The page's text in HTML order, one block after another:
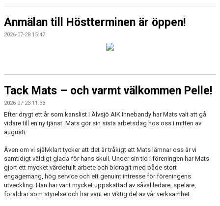
Anmälan till Höstterminen är öppen!
2026-07-28 15:47
Tack Mats – och varmt välkommen Pelle!
2026-07-23 11:33
Efter drygt ett år som kanslist i Älvsjö AIK Innebandy har Mats valt att gå
vidare till en ny tjänst. Mats gör sin sista arbetsdag hos oss i mitten av
augusti.
Även om vi självklart tycker att det är tråkigt att Mats lämnar oss är vi
samtidigt väldigt glada för hans skull. Under sin tid i föreningen har Mats
gjort ett mycket värdefullt arbete och bidragit med både stort
engagemang, hög service och ett genuint intresse för föreningens
utveckling. Han har varit mycket uppskattad av såväl ledare, spelare,
föräldrar som styrelse och har varit en viktig del av vår verksamhet.